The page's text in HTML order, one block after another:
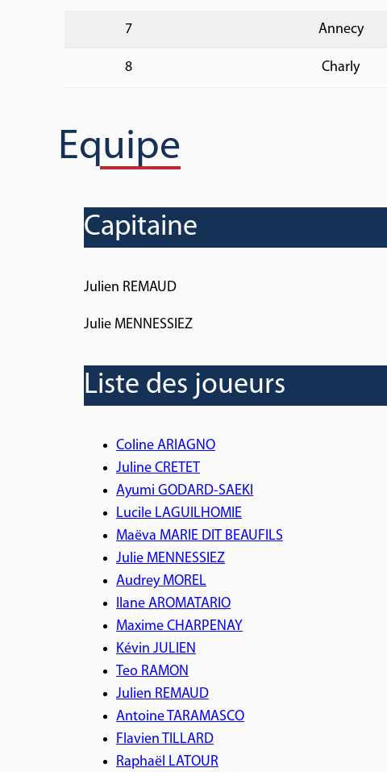
7 Annecy
8 Charly
Equipe
Capitaine
Julien REMAUD
Julie MENNESSIEZ
Liste des joueurs
Coline ARIAGNO
Juline CRETET
Ayumi GODARD-SAEKI
Lucile LAGUILHOMIE
Maëva MARIE DIT BEAUFILS
Julie MENNESSIEZ
Audrey MOREL
Ilane AROMATARIO
Maxime CHARPENAY
Kévin JULIEN
Teo RAMON
Julien REMAUD
Antoine TARAMASCO
Flavien TILLARD
Raphaël LATOUR